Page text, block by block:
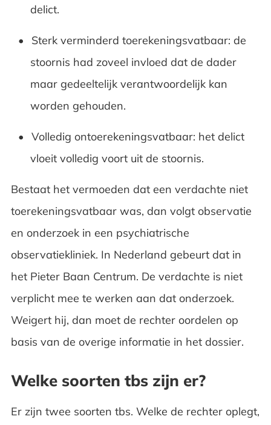
delict.
Sterk verminderd toerekeningsvatbaar: de
stoornis had zoveel invloed dat de dader
maar gedeeltelijk verantwoordelijk kan
worden gehouden.
Volledig ontoerekeningsvatbaar: het delict
vloeit volledig voort uit de stoornis.
Bestaat het vermoeden dat een verdachte niet
toerekeningsvatbaar was, dan volgt observatie
en onderzoek in een psychiatrische
observatiekliniek. In Nederland gebeurt dat in
het Pieter Baan Centrum. De verdachte is niet
verplicht mee te werken aan dat onderzoek.
Weigert hij, dan moet de rechter oordelen op
basis van de overige informatie in het dossier.
Welke soorten tbs zijn er?
Er zijn twee soorten tbs. Welke de rechter oplegt,